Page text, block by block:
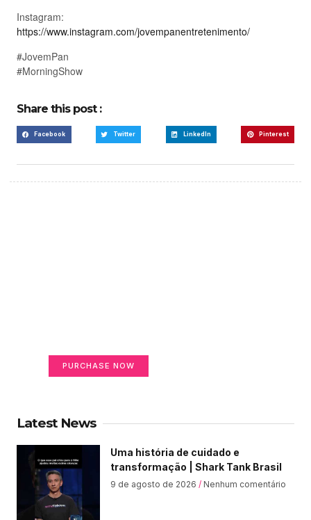
Instagram:
https://www.instagram.com/jovempanentretenimento/
#JovemPan
#MorningShow
Share this post :
Facebook Twitter LinkedIn Pinterest
PURCHASE NOW
Latest News
Uma história de cuidado e
transformação | Shark Tank Brasil
9 de agosto de 2026 Nenhum comentário